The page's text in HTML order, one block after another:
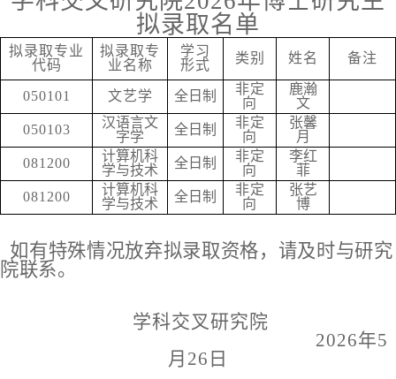
拟录取名单
拟录取专业
代码
拟录取专
业名称
学习
形式
类别 姓名 备注
050101 文艺学 全日制
非定
向
鹿瀚
文
050103
汉语言文
字学
全日制
非定
向
张馨
月
081200
计算机科
学与技术
全日制
非定
向
李红
菲
081200
计算机科
学与技术
全日制
非定
向
张艺
博
如有特殊情况放弃拟录取资格，请及时与研究
院联系。
学科交叉研究院
2026年5
月26日